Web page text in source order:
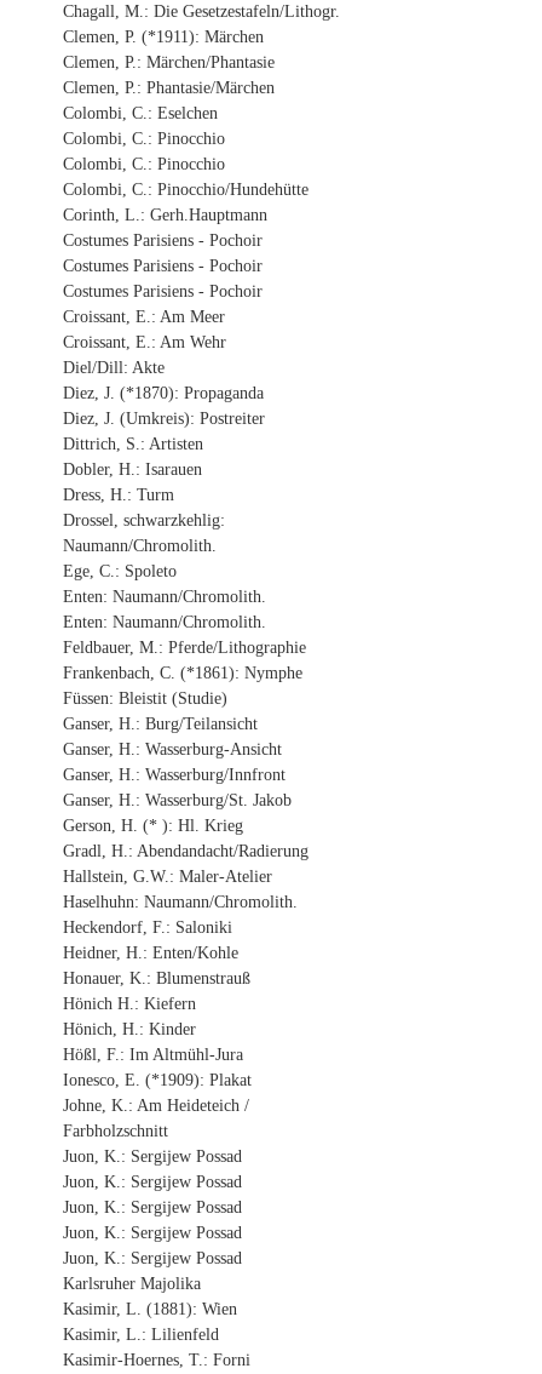
Chagall, M.: Die Gesetzestafeln/Lithogr.
Clemen, P. (*1911): Märchen
Clemen, P.: Märchen/Phantasie
Clemen, P.: Phantasie/Märchen
Colombi, C.: Eselchen
Colombi, C.: Pinocchio
Colombi, C.: Pinocchio
Colombi, C.: Pinocchio/Hundehütte
Corinth, L.: Gerh.Hauptmann
Costumes Parisiens - Pochoir
Costumes Parisiens - Pochoir
Costumes Parisiens - Pochoir
Croissant, E.: Am Meer
Croissant, E.: Am Wehr
Diel/Dill: Akte
Diez, J. (*1870): Propaganda
Diez, J. (Umkreis): Postreiter
Dittrich, S.: Artisten
Dobler, H.: Isarauen
Dress, H.: Turm
Drossel, schwarzkehlig:
Naumann/Chromolith.
Ege, C.: Spoleto
Enten: Naumann/Chromolith.
Enten: Naumann/Chromolith.
Feldbauer, M.: Pferde/Lithographie
Frankenbach, C. (*1861): Nymphe
Füssen: Bleistit (Studie)
Ganser, H.: Burg/Teilansicht
Ganser, H.: Wasserburg-Ansicht
Ganser, H.: Wasserburg/Innfront
Ganser, H.: Wasserburg/St. Jakob
Gerson, H. (* ): Hl. Krieg
Gradl, H.: Abendandacht/Radierung
Hallstein, G.W.: Maler-Atelier
Haselhuhn: Naumann/Chromolith.
Heckendorf, F.: Saloniki
Heidner, H.: Enten/Kohle
Honauer, K.: Blumenstrauß
Hönich H.: Kiefern
Hönich, H.: Kinder
Hößl, F.: Im Altmühl-Jura
Ionesco, E. (*1909): Plakat
Johne, K.: Am Heideteich /
Farbholzschnitt
Juon, K.: Sergijew Possad
Juon, K.: Sergijew Possad
Juon, K.: Sergijew Possad
Juon, K.: Sergijew Possad
Juon, K.: Sergijew Possad
Karlsruher Majolika
Kasimir, L. (1881): Wien
Kasimir, L.: Lilienfeld
Kasimir-Hoernes, T.: Forni